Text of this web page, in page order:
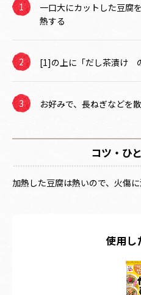
一口大にカットした豆腐
熱する
[1]の上に「だし茶漬け
お好みで、長ねぎなどを
コツ・ひ
加熱した豆腐は熱いので、火傷に
使用し